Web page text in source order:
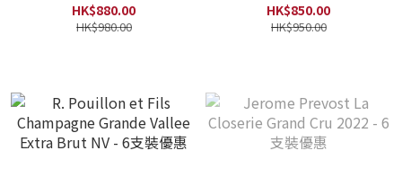
HK$880.00
HK$980.00
HK$850.00
HK$950.00